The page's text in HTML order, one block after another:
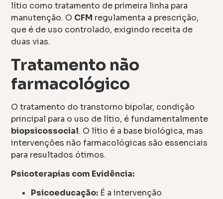
lítio como tratamento de primeira linha para
manutenção. O CFM regulamenta a prescrição,
que é de uso controlado, exigindo receita de
duas vias.
Tratamento não
farmacológico
O tratamento do transtorno bipolar, condição
principal para o uso de lítio, é fundamentalmente
biopsicossocial. O lítio é a base biológica, mas
intervenções não farmacológicas são essenciais
para resultados ótimos.
Psicoterapias com Evidência:
Psicoeducação: É a intervenção